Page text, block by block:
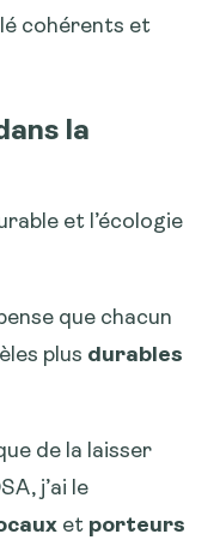
cohérents et
la
et l’écologie
que chacun
plus durables
de la laisser
j’ai le
et porteurs